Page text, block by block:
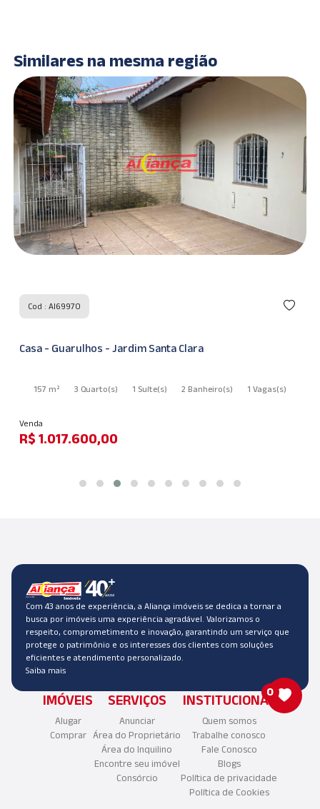
Similares na mesma região
Cod : AI69970
Casa - Guarulhos - Jardim Santa Clara
157 m² 3 Quarto(s) 1 Suíte(s) 2 Banheiro(s) 1 Vagas(s)
Venda
R$ 1.017.600,00
Com 43 anos de experiência, a Aliança imóveis se dedica a tornar a
busca por imóveis uma experiência agradável. Valorizamos o
respeito, comprometimento e inovação, garantindo um serviço que
protege o patrimônio e os interesses dos clientes com soluções
eficientes e atendimento personalizado.
Saiba mais
IMÓVEIS
Alugar
Comprar
SERVIÇOS
Anunciar
Área do Proprietário
Área do Inquilino
Encontre seu imóvel
Consórcio
INSTITUCIONAL
Quem somos
Trabalhe conosco
Fale Conosco
Blogs
Política de privacidade
Política de Cookies
0